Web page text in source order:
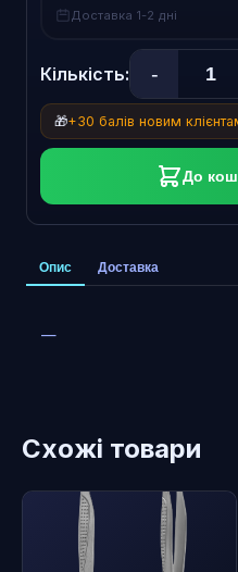
Доставка 1-2 дні
Кількість: -
🎁+30 балів новим
До
Опис Доставка
—
Схожі товари